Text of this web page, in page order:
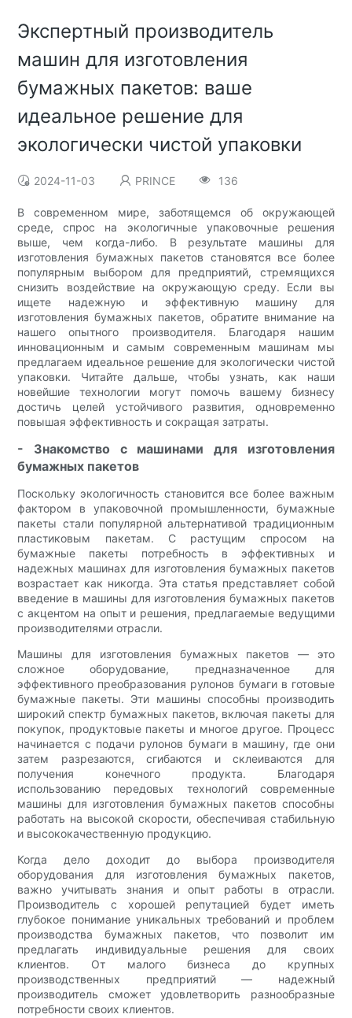
Экспертный производитель
машин для изготовления
бумажных пакетов: ваше
идеальное решение для
экологически чистой упаковки
2024-11-03 PRINCE 136
В современном мире, заботящемся об окружающей
среде, спрос на экологичные упаковочные решения
выше, чем когда-либо. В результате машины для
изготовления бумажных пакетов становятся все более
популярным выбором для предприятий, стремящихся
снизить воздействие на окружающую среду. Если вы
ищете надежную и эффективную машину для
изготовления бумажных пакетов, обратите внимание на
нашего опытного производителя. Благодаря нашим
инновационным и самым современным машинам мы
предлагаем идеальное решение для экологически чистой
упаковки. Читайте дальше, чтобы узнать, как наши
новейшие технологии могут помочь вашему бизнесу
достичь целей устойчивого развития, одновременно
повышая эффективность и сокращая затраты.
- Знакомство с машинами для изготовления
бумажных пакетов
Поскольку экологичность становится все более важным
фактором в упаковочной промышленности, бумажные
пакеты стали популярной альтернативой традиционным
пластиковым пакетам. С растущим спросом на
бумажные пакеты потребность в эффективных и
надежных машинах для изготовления бумажных пакетов
возрастает как никогда. Эта статья представляет собой
введение в машины для изготовления бумажных пакетов
с акцентом на опыт и решения, предлагаемые ведущими
производителями отрасли.
Машины для изготовления бумажных пакетов — это
сложное оборудование, предназначенное для
эффективного преобразования рулонов бумаги в готовые
бумажные пакеты. Эти машины способны производить
широкий спектр бумажных пакетов, включая пакеты для
покупок, продуктовые пакеты и многое другое. Процесс
начинается с подачи рулонов бумаги в машину, где они
затем разрезаются, сгибаются и склеиваются для
получения конечного продукта. Благодаря
использованию передовых технологий современные
машины для изготовления бумажных пакетов способны
работать на высокой скорости, обеспечивая стабильную
и высококачественную продукцию.
Когда дело доходит до выбора производителя
оборудования для изготовления бумажных пакетов,
важно учитывать знания и опыт работы в отрасли.
Производитель с хорошей репутацией будет иметь
глубокое понимание уникальных требований и проблем
производства бумажных пакетов, что позволит им
предлагать индивидуальные решения для своих
клиентов. От малого бизнеса до крупных
производственных предприятий — надежный
производитель сможет удовлетворить разнообразные
потребности своих клиентов.